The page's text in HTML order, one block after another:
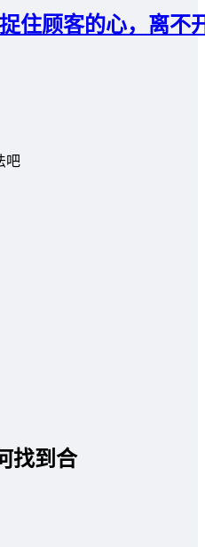
住顾客的心，离不
吧
找到合